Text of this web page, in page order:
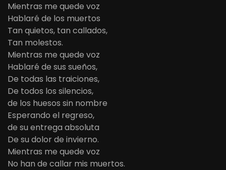
Mientras me quede voz
Hablaré de los muertos
Tan quietos, tan callados,
Tan molestos.
Mientras me quede voz
Hablaré de sus sueños,
De todas las traiciones,
De todos los silencios,
de los huesos sin nombre
Esperando el regreso,
de su entrega absoluta
De su dolor de invierno.
Mientras me quede voz
No han de callar mis muertos.